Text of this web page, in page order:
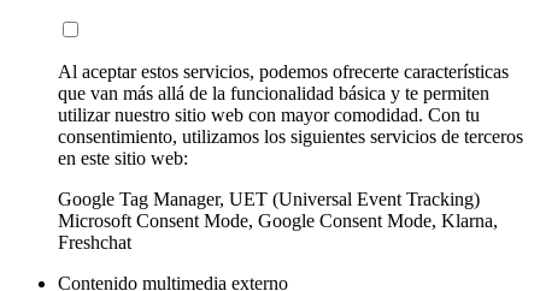
Al aceptar estos servicios, podemos ofrecerte características
que van más allá de la funcionalidad básica y te permiten
utilizar nuestro sitio web con mayor comodidad. Con tu
consentimiento, utilizamos los siguientes servicios de terceros
en este sitio web:
Google Tag Manager, UET (Universal Event Tracking)
Microsoft Consent Mode, Google Consent Mode, Klarna,
Freshchat
Contenido multimedia externo